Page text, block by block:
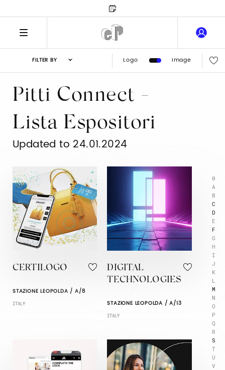
FILTER BY Logo Image
0
A
B
C
D
E
F
G
H
I
J
K
L
M
N
O
P
Q
R
S
T
U
V
Pitti Connect -
Lista Espositori
Updated to 24.01.2024
CERTILOGO
STAZIONE LEOPOLDA / A/8
ITALY
DIGITAL
TECHNOLOGIES
STAZIONE LEOPOLDA / A/13
ITALY